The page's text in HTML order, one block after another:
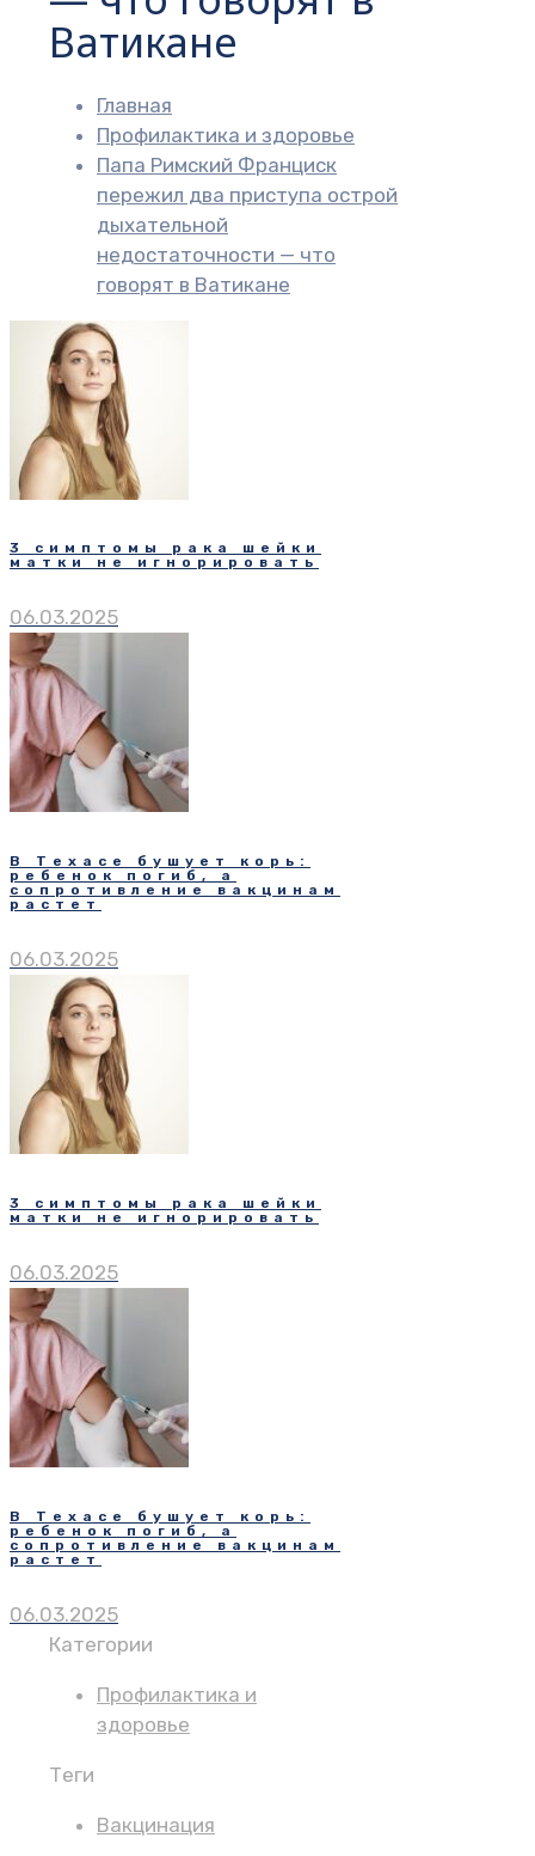
Ватикане
Главная
Профилактика и здоровье
Папа Римский Франциск
пережил два приступа острой
дыхательной
недостаточности — что
говорят в Ватикане
3 симптомы рака шейки
матки не игнорировать
06.03.2025
В Техасе бушует корь:
ребенок погиб, а
сопротивление вакцинам
растет
06.03.2025
3 симптомы рака шейки
матки не игнорировать
06.03.2025
В Техасе бушует корь:
ребенок погиб, а
сопротивление вакцинам
растет
06.03.2025
Категории
Профилактика и
здоровье
Теги
Вакцинация